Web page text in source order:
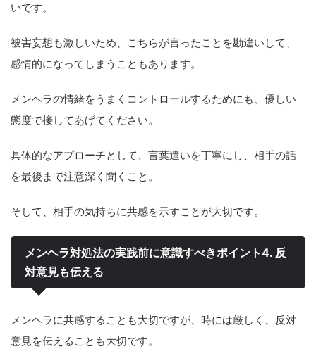
いです。
被害妄想も激しいため、こちらが言ったことを勘違いして、
感情的になってしまうこともあります。
メンヘラの情緒をうまくコントロールするためにも、優しい
態度で接してあげてください。
具体的なアプローチとして、言葉遣いを丁寧にし、相手の話
を最後まで注意深く聞くこと。
そして、相手の気持ちに共感を示すことが大切です。
メンヘラ対処法の実践前に意識すべきポイント4. 反
対意見も伝える
メンヘラに共感することも大切ですが、時には厳しく、反対
意見を伝えることも大切です。